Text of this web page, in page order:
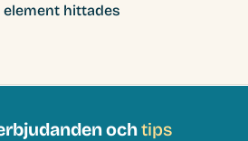
element hittades
ochtips